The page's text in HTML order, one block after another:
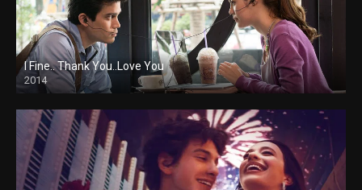
I Fine.. Thank You..Love You
2014